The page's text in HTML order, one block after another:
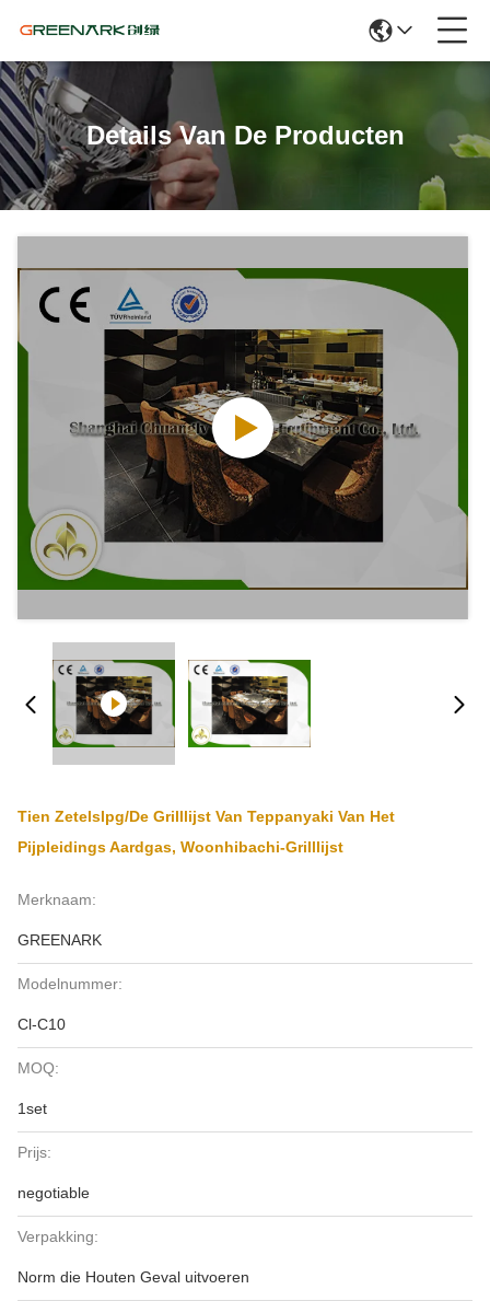
Details Van De Producten
Tien Zetelslpg/de Grilllijst Van Teppanyaki Van Het
Pijpleidings Aardgas, Woonhibachi-Grilllijst
Merknaam:
GREENARK
Modelnummer:
Cl-C10
MOQ:
1set
Prijs:
negotiable
Verpakking:
Norm die Houten Geval uitvoeren